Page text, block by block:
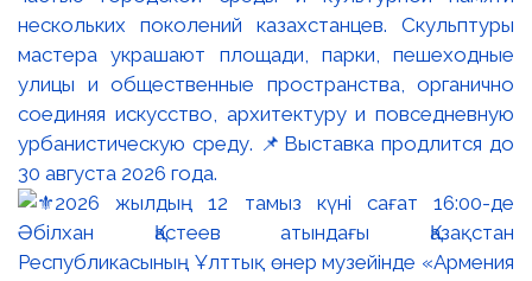
нескольких поколений казахстанцев. Скульптуры
мастера украшают площади, парки, пешеходные
улицы и общественные пространства, органично
соединяя искусство, архитектуру и повседневную
урбанистическую среду. 📌Выставка продлится до
30 августа 2026 года.